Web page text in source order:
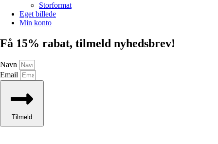
Storformat
Eget billede
Min konto
Få 15% rabat, tilmeld nyhedsbrev!
Navn
Email
Tilmeld